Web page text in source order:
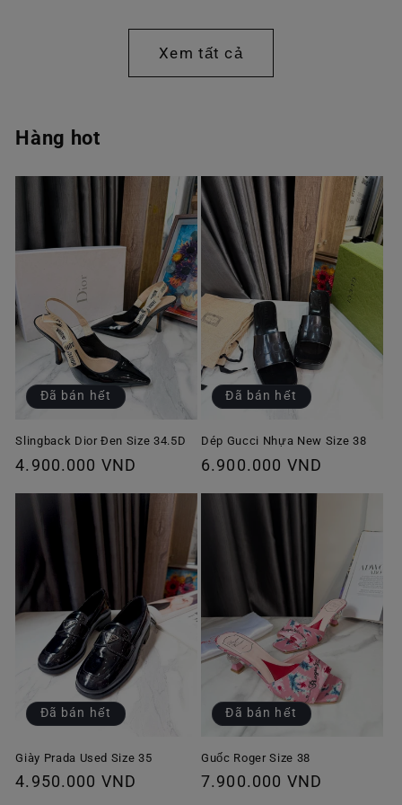
thường
Xem tất cả
Hàng hot
Đã bán hết
Slingback Dior Đen Size 34.5D
Giá
thường
4.900.000 VND
Đã bán hết
Dép Gucci Nhựa New Size 38
Giá
6.900.000 VND
Đã bán hết
Giày Prada Used Size 35
Giá
4.950.000 VND
Đã bán hết
Guốc Roger Size 38
Giá
7.900.000 VND